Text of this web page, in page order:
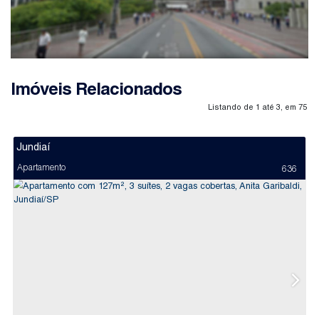
Imóveis Relacionados
Listando de 1 até 3, em 75